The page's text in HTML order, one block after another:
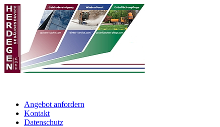
Angebot anfordern
Kontakt
Datenschutz